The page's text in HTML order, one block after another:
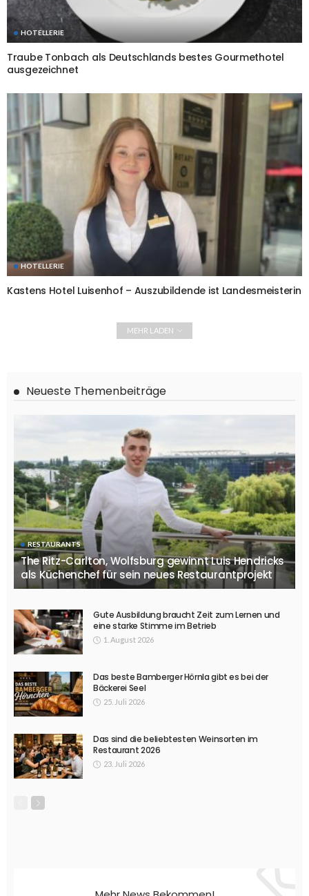
HOTELLERIE
Traube Tonbach als Deutschlands bestes Gourmethotel
ausgezeichnet
HOTELLERIE
Kastens Hotel Luisenhof – Auszubildende ist Landesmeisterin
MEHR LADEN
Neueste Themenbeiträge
RESTAURANTS
The Ritz-Carlton, Wolfsburg gewinnt Luis Hendricks
als Küchenchef für sein neues Restaurantprojekt
Gute Ausbildung braucht Zeit zum Lernen und
eine starke Stimme im Betrieb
1. August 2026
Das beste Bamberger Hörnla gibt es bei der
Bäckerei Seel
25. Juli 2026
Das sind die beliebtesten Weinsorten im
Restaurant 2026
23. Juli 2026